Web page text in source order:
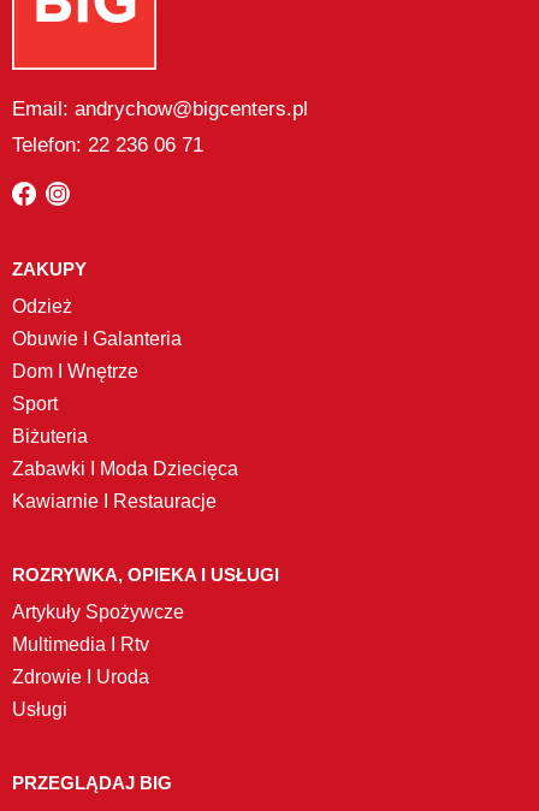
Email: andrychow@bigcenters.pl
Telefon: 22 236 06 71
ZAKUPY
Odzież
Obuwie I Galanteria
Dom I Wnętrze
Sport
Biżuteria
Zabawki I Moda Dziecięca
Kawiarnie I Restauracje
ROZRYWKA, OPIEKA I USŁUGI
Artykuły Spożywcze
Multimedia I Rtv
Zdrowie I Uroda
Usługi
PRZEGLĄDAJ BIG